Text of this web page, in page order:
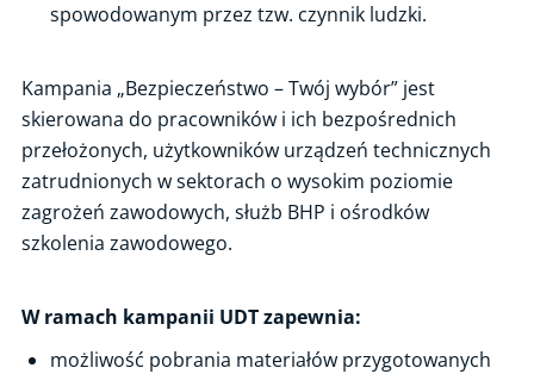
spowodowanym przez tzw. czynnik ludzki.
Kampania „Bezpieczeństwo – Twój wybór” jest
skierowana do pracowników i ich bezpośrednich
przełożonych, użytkowników urządzeń technicznych
zatrudnionych w sektorach o wysokim poziomie
zagrożeń zawodowych, służb BHP i ośrodków
szkolenia zawodowego.
W ramach kampanii UDT zapewnia:
możliwość pobrania materiałów przygotowanych